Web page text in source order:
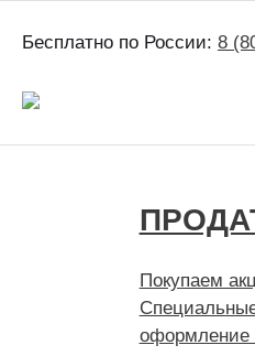
Бесплатно по России: 8
Покупаем
оформление